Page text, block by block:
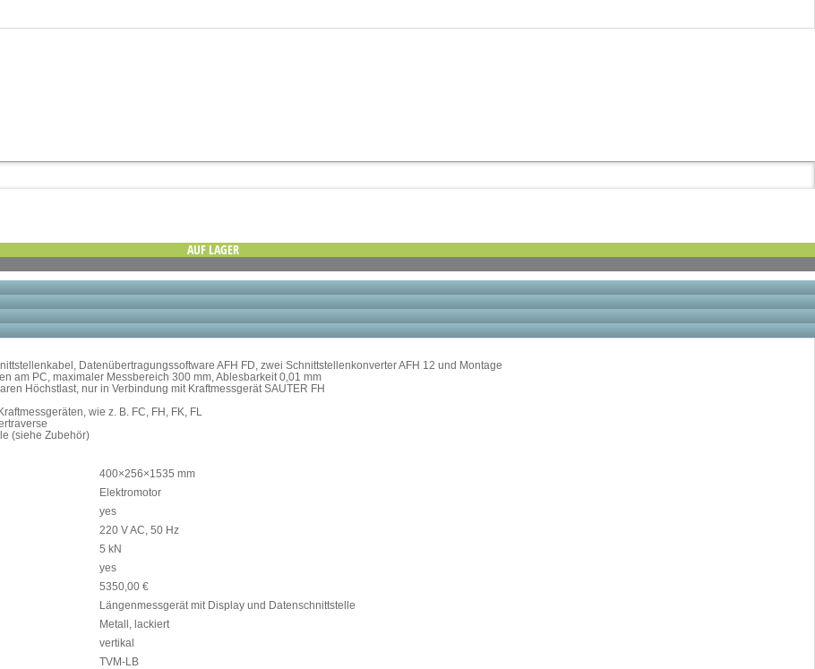
AUF LAGER
Datenübertragungssoftware AFH FD, zwei Schnittstellenkonverter AFH 12 und Montage
am PC, maximaler Messbereich 300 mm, Ablesbarkeit 0,01 mm
Höchstlast, nur in Verbindung mit Kraftmessgerät SAUTER FH
wie z. B. FC, FH, FK, FL
(siehe Zubehör)
400×256×1535 mm
Elektromotor
yes
220 V AC, 50 Hz
5 kN
yes
5350,00 €
Längenmessgerät mit Display und Datenschnittstelle
Metall, lackiert
vertikal
TVM-LB